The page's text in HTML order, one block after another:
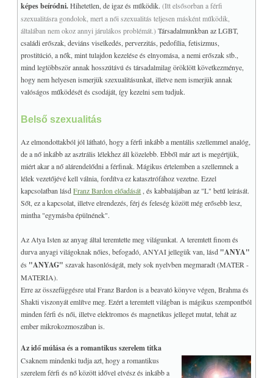
képes beíródni.Hihetetlen, de igaz és működik.(Itt elsősorban a férfi
szexualitásra gondolok, mert a női szexualitás teljesen másként működik,
általában nem okoz annyi járulákos problémát.)Társadalmunkban az LGBT,
családi erőszak, deviáns viselkedés, perverzitás, pedofília, fetisizmus,
prostitúció, a nők, mint tulajdon kezelése és elnyomása, a nemi erőszak stb.,
mind legtöbbször annak hosszútávú és társadalmilag öröklött következménye,
hogy nem helyesen ismerjük szexualitásunkat, illetve nem ismerjük annak
valóságos működését és csodáját, így kezelni sem tudjuk.
Belső szexualitás
Az elmondottakból jól látható, hogy a férfi inkább a mentális szellemmel analóg,
de a nő inkább az asztrális lélekhez áll közelebb. Ebből már azt is megértjük,
miért akar a nő alárendelődni a férfinak. Mágikus értelemben a szellemnek a
lélek vezetőjévé kell válnia, fordítva ez katasztrófához vezetne. Ezzel
kapcsolatban lásdFranz Bardon előadását , és kabbalájában az "L" betű leírását.
Sőt, ez a kapcsolat, illetve elrendezés, férj és feleség között még erősebb lesz,
mintha "egymásba épülnének".
Az Atya Isten az anyag által teremtette meg világunkat. A teremtett finom és
durva anyagi világoknak nőies, befogadó, ANYAI jellegük van, lásd "ANYA"
és "ANYAG" szavak hasonlóságát, mely sok nyelvben megmaradt(MATER -
MATERIA).
Erre az összefüggésre utal Franz Bardon is a beavató könyve végen, Brahma és
Shakti viszonyát említve meg. Ezért a teremtett világban is mágikus szempontból
minden férfi és női, illetve elektromos és magnetikus jelleget mutat, tehát az
ember mikrokozmoszában is.
Az idő múlása és a romantikus szerelem titka
Csaknem mindenki tudja azt, hogy a romantikus
szerelem férfi és nő között idővel elvész és inkább a